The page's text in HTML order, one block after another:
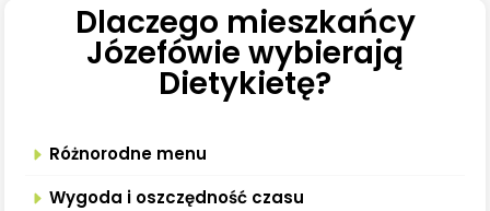
Dlaczego mieszkańcy
Józefówie wybierają
Dietykietę?
Różnorodne menu
Wygoda i oszczędność czasu